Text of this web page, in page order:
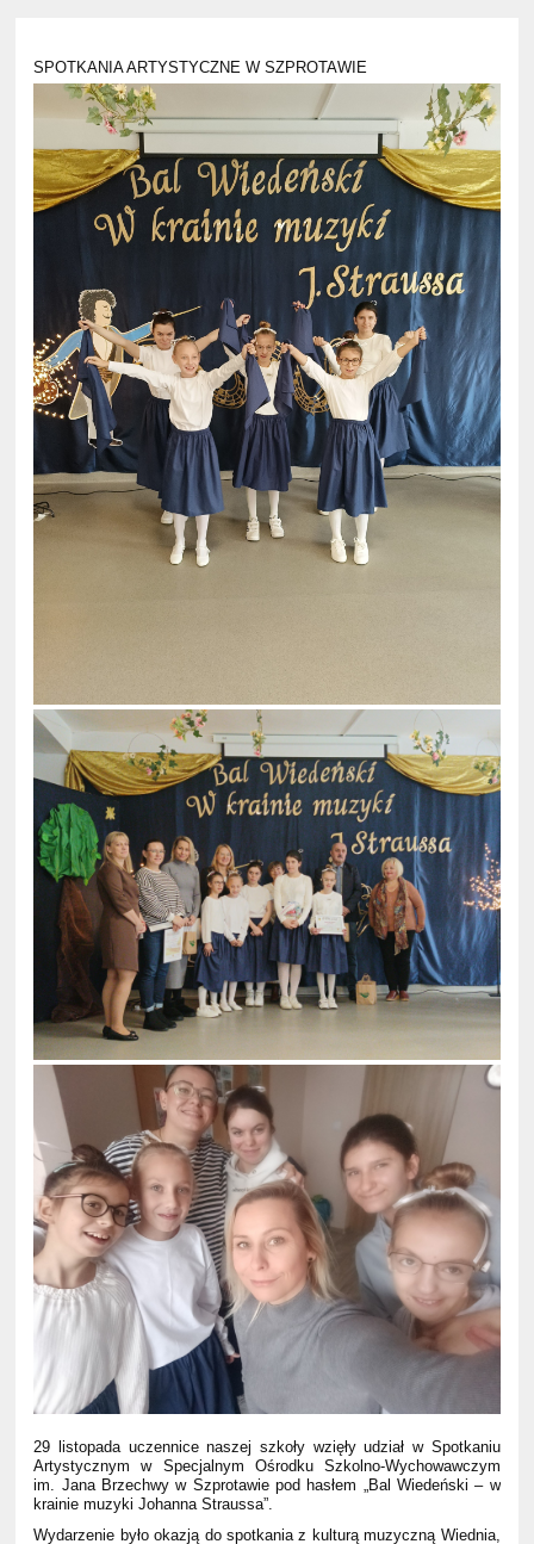
SPOTKANIA ARTYSTYCZNE W SZPROTAWIE
29 listopada uczennice naszej szkoły wzięły udział w Spotkaniu
Artystycznym w Specjalnym Ośrodku Szkolno-Wychowawczym
im. Jana Brzechwy w Szprotawie pod hasłem „Bal Wiedeński – w
krainie muzyki Johanna Straussa”.
Wydarzenie było okazją do spotkania z kulturą muzyczną Wiednia,